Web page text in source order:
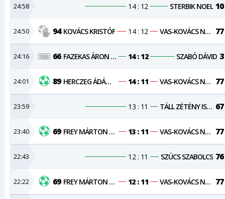
22:22 69 FREY MÁRTON SÁNDOR 12 : 11 VAS-KOVÁCS NORBERT 77
22:43 12 : 11 SZÜCS SZABOLCS 76
23:40 69 FREY MÁRTON SÁNDOR 13 : 11 VAS-KOVÁCS NORBERT 77
23:59 13 : 11 TÁLL ZÉTÉNY ISTVÁN 67
24:01 89 HERCZEG ÁDÁM VIKTOR 14 : 11 VAS-KOVÁCS NORBERT 77
24:16 66 FAZEKAS ÁRON NÁNDOR 14 : 12 SZABÓ DÁVID 3
24:50 94 KOVÁCS KRISTÓF 14 : 12 VAS-KOVÁCS NORBERT 77
24:58 14 : 12 STERBIK NOEL 10